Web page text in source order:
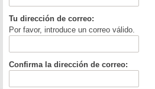
Tu dirección de correo:
Por favor, introduce un correo válido.
Confirma la dirección de correo: